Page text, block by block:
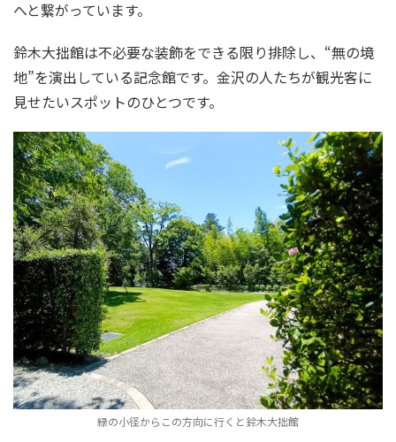
へと繋がっています。
鈴木大拙館は不必要な装飾をできる限り排除し、“無の境
地”を演出している記念館です。金沢の人たちが観光客に
見せたいスポットのひとつです。
緑の小径からこの方向に行くと鈴木大拙館